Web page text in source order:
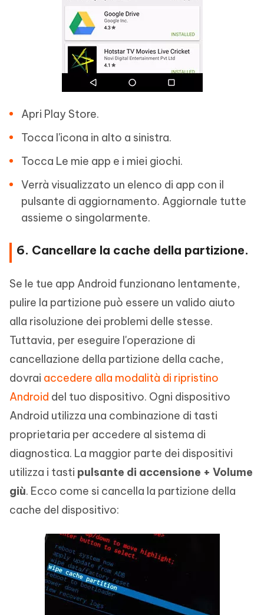
Apri Play Store.
Tocca l'icona in alto a sinistra.
Tocca Le mie app e i miei giochi.
Verrà visualizzato un elenco di app con il
pulsante di aggiornamento. Aggiornale tutte
assieme o singolarmente.
6. Cancellare la cache della partizione.
Se le tue app Android funzionano lentamente,
pulire la partizione può essere un valido aiuto
alla risoluzione dei problemi delle stesse.
Tuttavia, per eseguire l'operazione di
cancellazione della partizione della cache,
dovrai accedere alla modalità di ripristino
Android del tuo dispositivo. Ogni dispositivo
Android utilizza una combinazione di tasti
proprietaria per accedere al sistema di
diagnostica. La maggior parte dei dispositivi
utilizza i tasti pulsante di accensione + Volume
giù. Ecco come si cancella la partizione della
cache del dispositivo: